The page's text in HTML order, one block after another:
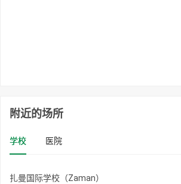
附近的场所
学校 医院
扎曼国际学校（Zaman）